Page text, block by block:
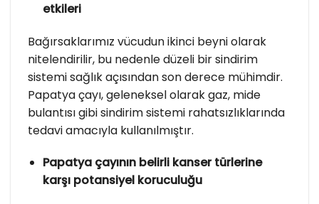
etkileri
Bağırsaklarımız vücudun ikinci beyni olarak
nitelendirilir, bu nedenle düzeli bir sindirim
sistemi sağlık açısından son derece mühimdir.
Papatya çayı, geleneksel olarak gaz, mide
bulantısı gibi sindirim sistemi rahatsızlıklarında
tedavi amacıyla kullanılmıştır.
Papatya çayının belirli kanser türlerine
karşı potansiyel koruculuğu